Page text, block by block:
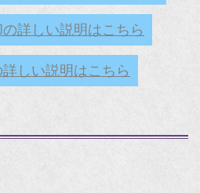
詳しい説明はこちら
しい説明はこちら